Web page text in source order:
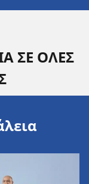
ΣΕ ΟΛΕΣ